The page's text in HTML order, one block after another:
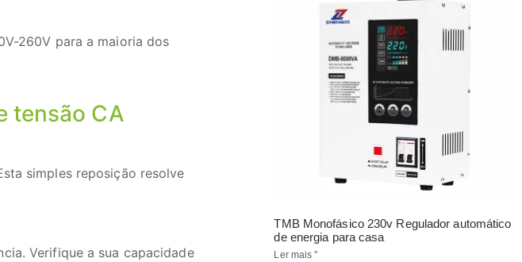
260V para a maioria dos
tensão CA
simples reposição resolve
Verifique a sua capacidade
TMB Monofásico 230v Regulador automático
de energia para casa
Ler mais "